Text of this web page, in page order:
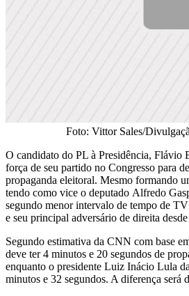
Foto: Vittor Sales/
O candidato do PL à Presidência, Flávio
força de seu partido no Congresso para
propaganda eleitoral. Mesmo formando
tendo como vice o deputado Alfredo
segundo menor intervalo de tempo de
e seu principal adversário de direita
Segundo estimativa da CNN com base
deve ter 4 minutos e 20 segundos de
enquanto o presidente Luiz Inácio Lula
minutos e 32 segundos. A diferença será